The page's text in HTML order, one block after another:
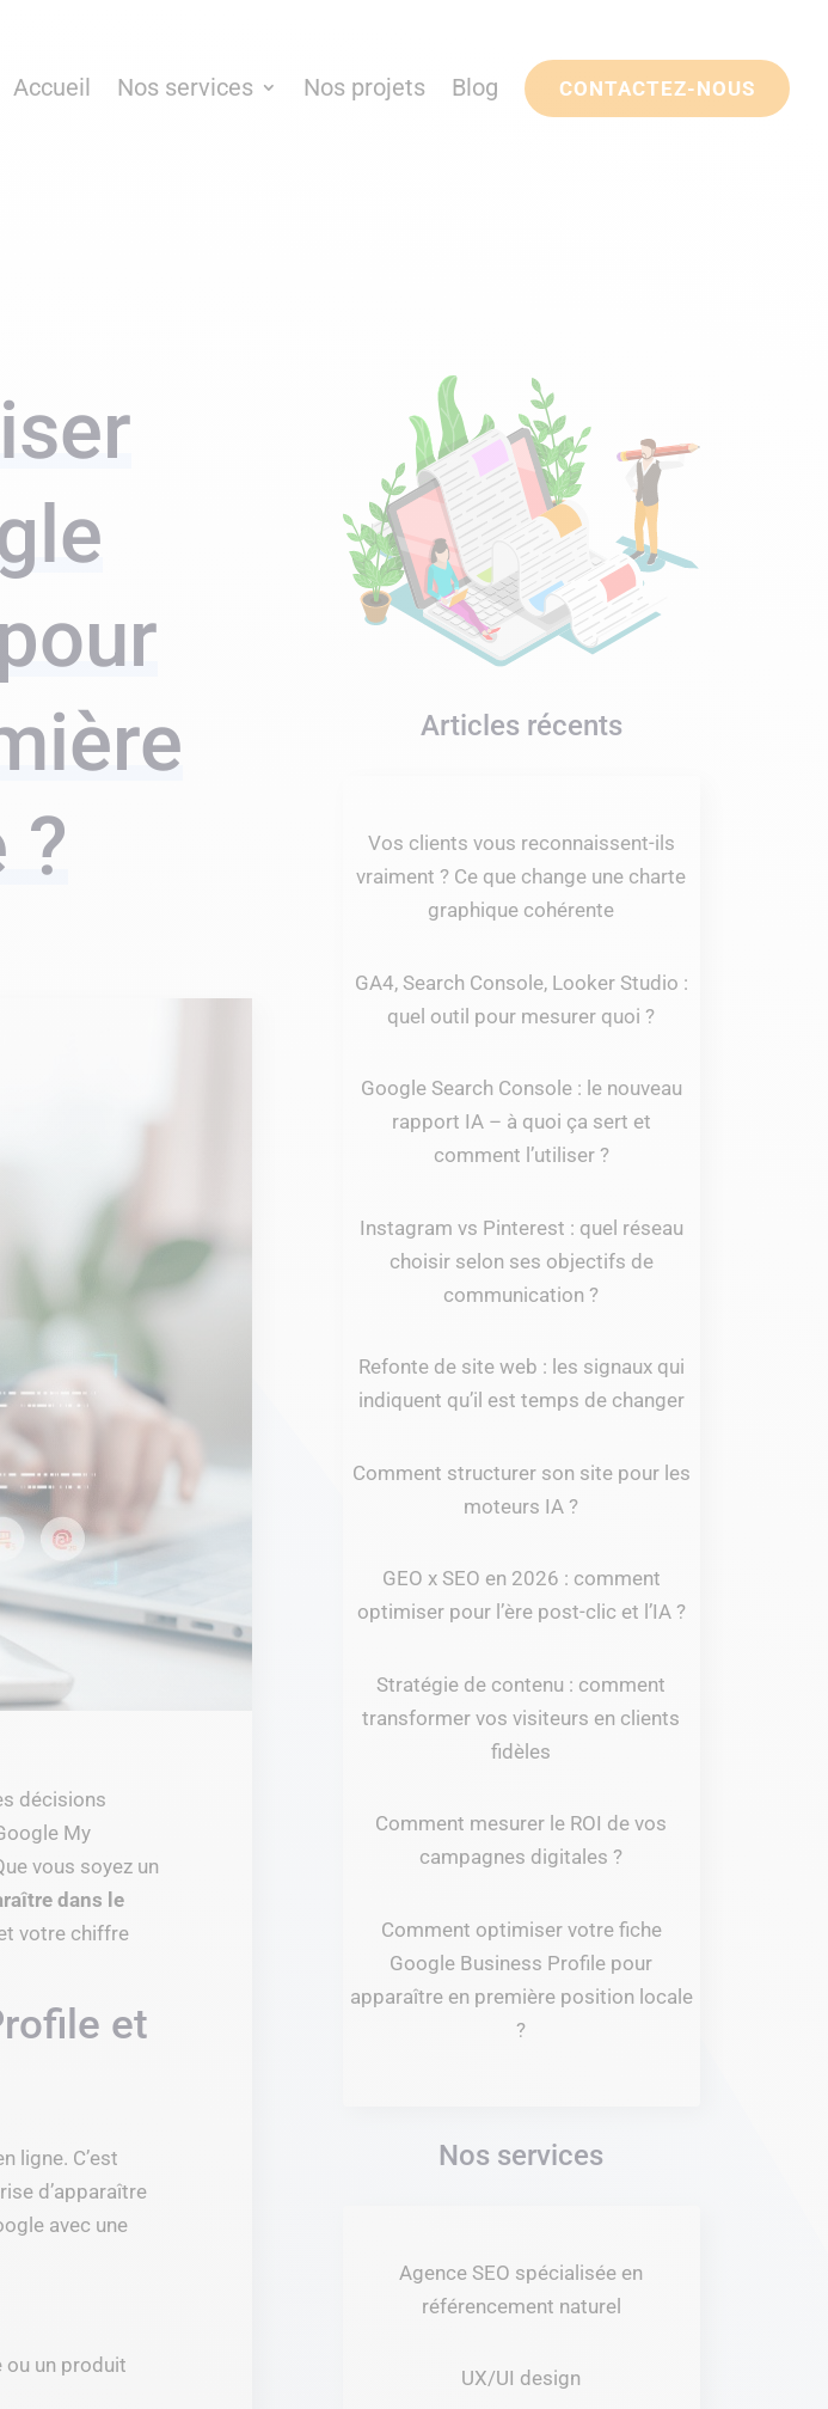
Accueil Nos services Nos projets Blog CONTACTEZ-NOUS
?
décisions
My
vous soyez un
dans le
votre chiffre
et
ligne. C’est
d’apparaître
avec une
ou un produit
Articles récents
Vos clients vous reconnaissent-ils
vraiment ? Ce que change une charte
graphique cohérente
GA4, Search Console, Looker Studio :
quel outil pour mesurer quoi ?
Google Search Console : le nouveau
rapport IA – à quoi ça sert et
comment l’utiliser ?
Instagram vs Pinterest : quel réseau
choisir selon ses objectifs de
communication ?
Refonte de site web : les signaux qui
indiquent qu’il est temps de changer
Comment structurer son site pour les
moteurs IA ?
GEO x SEO en 2026 : comment
optimiser pour l’ère post-clic et l’IA ?
Stratégie de contenu : comment
transformer vos visiteurs en clients
fidèles
Comment mesurer le ROI de vos
campagnes digitales ?
Comment optimiser votre fiche
Google Business Profile pour
apparaître en première position locale
?
Nos services
Agence SEO spécialisée en
référencement naturel
UX/UI design